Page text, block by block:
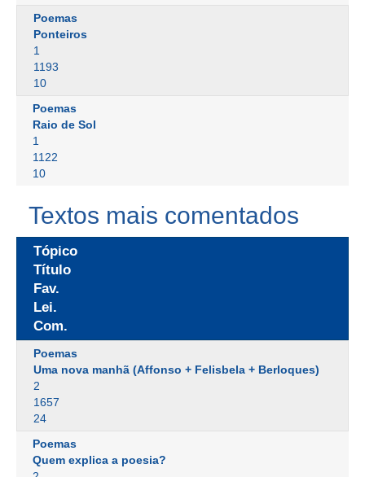
Poemas
Ponteiros
1
1193
10
Poemas
Raio de Sol
1
1122
10
Textos mais comentados
Tópico
Título
Fav.
Lei.
Com.
Poemas
Uma nova manhã (Affonso + Felisbela + Berloques)
2
1657
24
Poemas
Quem explica a poesia?